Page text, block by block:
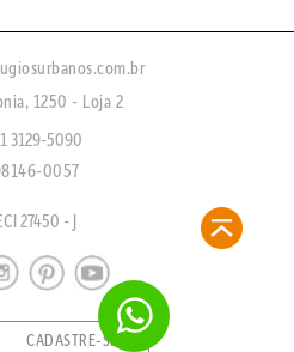
1250 - Loja 2
3129-5090
0057
27450 - J
CADASTRE-SE